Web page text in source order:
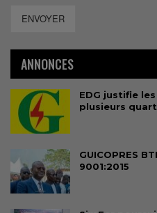
ENVOYER
ANNONCES
EDG justifie
plusieurs
GUICOPRES
9001:2015